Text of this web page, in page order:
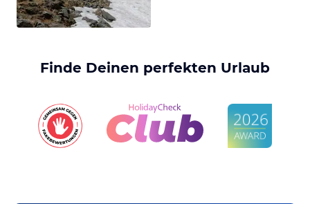
Finde Deinen perfekten Urlaub